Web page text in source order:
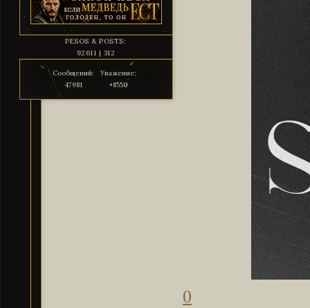
PESOS & POSTS:
92611 | 312
Сообщений:
47981
Уважение:
+8550
0